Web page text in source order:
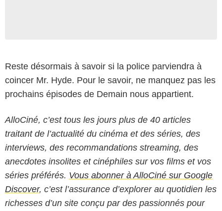
Reste désormais à savoir si la police parviendra à
coincer Mr. Hyde. Pour le savoir, ne manquez pas les
prochains épisodes de Demain nous appartient.
AlloCiné, c’est tous les jours plus de 40 articles
traitant de l’actualité du cinéma et des séries, des
interviews, des recommandations streaming, des
anecdotes insolites et cinéphiles sur vos films et vos
séries préférés. Vous abonner à AlloCiné sur Google
Discover, c’est l’assurance d’explorer au quotidien les
richesses d’un site conçu par des passionnés pour